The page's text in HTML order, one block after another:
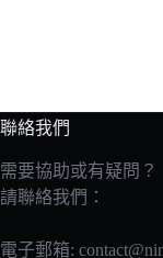
聯絡我們
需要協助或有疑問？
請聯絡我們：
電子郵箱: